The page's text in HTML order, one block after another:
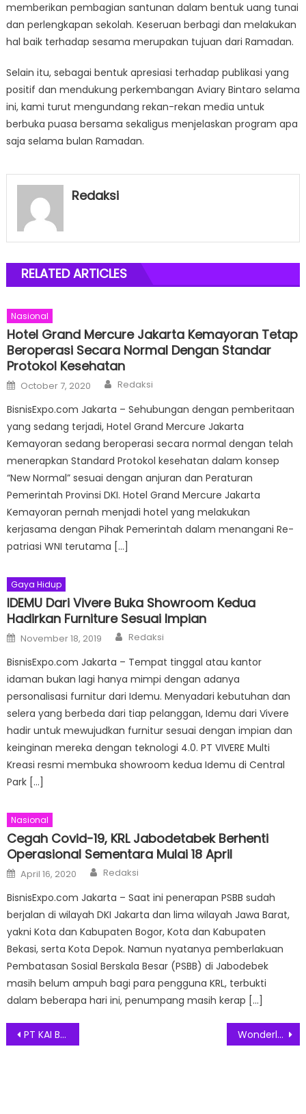
memberikan pembagian santunan dalam bentuk uang tunai
dan perlengkapan sekolah. Keseruan berbagi dan melakukan
hal baik terhadap sesama merupakan tujuan dari Ramadan.
Selain itu, sebagai bentuk apresiasi terhadap publikasi yang
positif dan mendukung perkembangan Aviary Bintaro selama
ini, kami turut mengundang rekan-rekan media untuk
berbuka puasa bersama sekaligus menjelaskan program apa
saja selama bulan Ramadan.
Redaksi
RELATED ARTICLES
Nasional
Hotel Grand Mercure Jakarta Kemayoran Tetap
Beroperasi Secara Normal Dengan Standar
Protokol Kesehatan
Posted
on
October 7, 2020 Author
Redaksi
BisnisExpo.com Jakarta – Sehubungan dengan pemberitaan
yang sedang terjadi, Hotel Grand Mercure Jakarta
Kemayoran sedang beroperasi secara normal dengan telah
menerapkan Standard Protokol kesehatan dalam konsep
“New Normal” sesuai dengan anjuran dan Peraturan
Pemerintah Provinsi DKI. Hotel Grand Mercure Jakarta
Kemayoran pernah menjadi hotel yang melakukan
kerjasama dengan Pihak Pemerintah dalam menangani Re-
patriasi WNI terutama […]
Gaya Hidup
IDEMU Dari Vivere Buka Showroom Kedua
Hadirkan Furniture Sesuai Impian
Posted
on
November 18, 2019 Author
Redaksi
BisnisExpo.com Jakarta – Tempat tinggal atau kantor
idaman bukan lagi hanya mimpi dengan adanya
personalisasi furnitur dari Idemu. Menyadari kebutuhan dan
selera yang berbeda dari tiap pelanggan, Idemu dari Vivere
hadir untuk mewujudkan furnitur sesuai dengan impian dan
keinginan mereka dengan teknologi 4.0. PT VIVERE Multi
Kreasi resmi membuka showroom kedua Idemu di Central
Park […]
Nasional
Cegah Covid-19, KRL Jabodetabek Berhenti
Operasional Sementara Mulai 18 April
Posted
on
April 16, 2020 Author
Redaksi
BisnisExpo.com Jakarta – Saat ini penerapan PSBB sudah
berjalan di wilayah DKI Jakarta dan lima wilayah Jawa Barat,
yakni Kota dan Kabupaten Bogor, Kota dan Kabupaten
Bekasi, serta Kota Depok. Namun nyatanya pemberlakuan
Pembatasan Sosial Berskala Besar (PSBB) di Jabodebek
masih belum ampuh bagi para pengguna KRL, terbukti
dalam beberapa hari ini, penumpang masih kerap […]
Post
PT KAI Beri Diskon Harga Tiket Kereta Hingga 20 Persen Wonderlux Beri Perlindungan Rambut dari Panas dan Sinar UV